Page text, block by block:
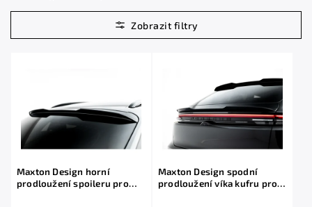
Nejlevnější
Nejdražší
Maxton Design horní
prodloužení spoileru pro
Maxton Design spodní
prodloužení víka kufru pro